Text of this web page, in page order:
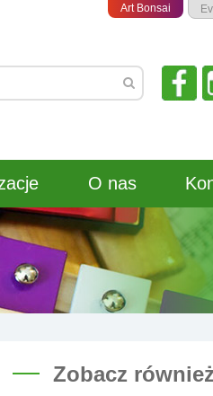
Art Bonsai
O nas
Zobacz również